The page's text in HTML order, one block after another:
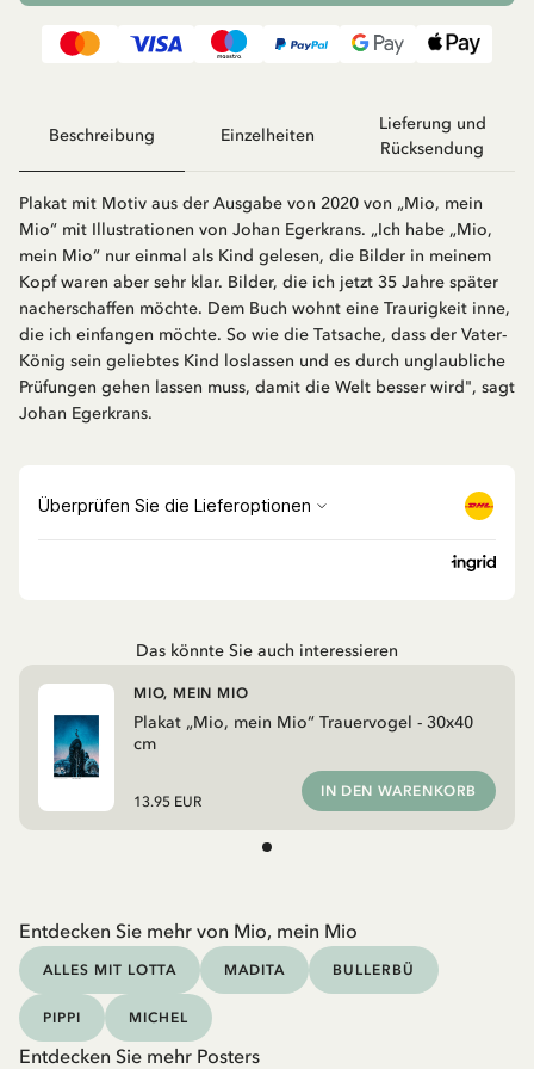
Beschreibung Einzelheiten
Lieferung und
Rücksendung
Plakat mit Motiv aus der Ausgabe von 2020 von „Mio, mein
Mio“ mit Illustrationen von Johan Egerkrans. „Ich habe „Mio,
mein Mio“ nur einmal als Kind gelesen, die Bilder in meinem
Kopf waren aber sehr klar. Bilder, die ich jetzt 35 Jahre später
nacherschaffen möchte. Dem Buch wohnt eine Traurigkeit inne,
die ich einfangen möchte. So wie die Tatsache, dass der Vater-
König sein geliebtes Kind loslassen und es durch unglaubliche
Prüfungen gehen lassen muss, damit die Welt besser wird", sagt
Johan Egerkrans.
Das könnte Sie auch interessieren
Plakat „Mio, mein Mio“ Trauervogel - 30x40
cm
MIO, MEIN MIO
13.95 EUR
IN DEN WARENKORB
Entdecken Sie mehr von Mio, mein Mio
ALLES MIT LOTTA MADITA BULLERBÜ
PIPPI MICHEL
Entdecken Sie mehr Posters